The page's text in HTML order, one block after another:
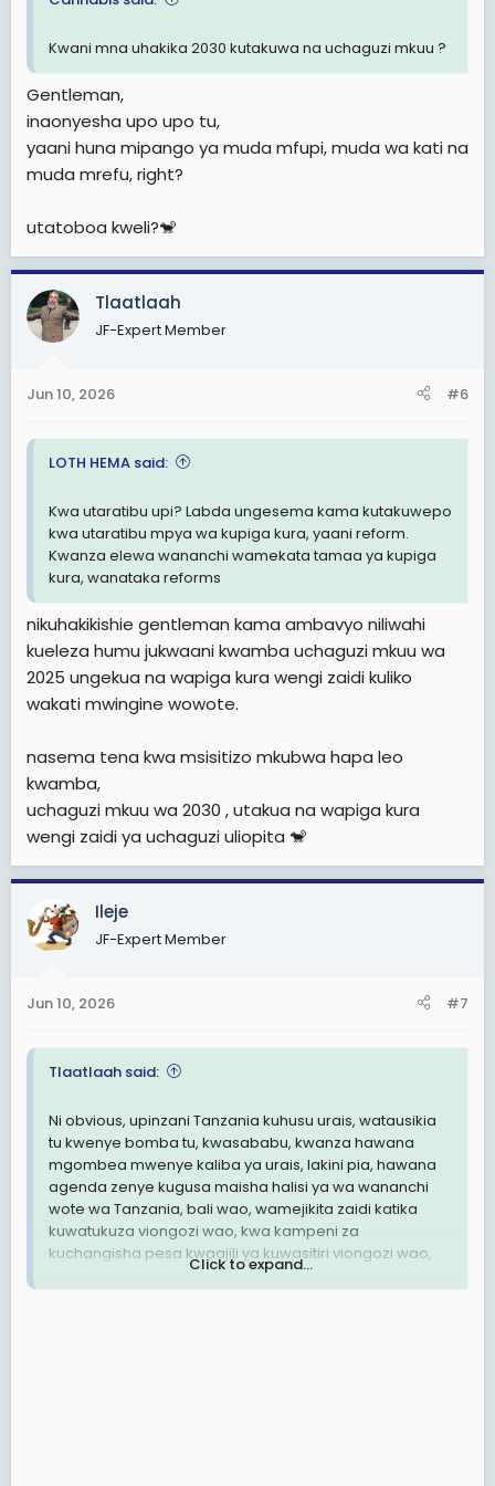
Kwani mna uhakika 2030 kutakuwa na uchaguzi mkuu ?
Gentleman,
inaonyesha upo upo tu,
yaani huna mipango ya muda mfupi, muda wa kati na
muda mrefu, right?
utatoboa kweli?🐒
Tlaatlaah
JF-Expert Member
Jun 10, 2026 #6
LOTH HEMA said:
Kwa utaratibu upi? Labda ungesema kama kutakuwepo
kwa utaratibu mpya wa kupiga kura, yaani reform.
Kwanza elewa wananchi wamekata tamaa ya kupiga
kura, wanataka reforms
nikuhakikishie gentleman kama ambavyo niliwahi
kueleza humu jukwaani kwamba uchaguzi mkuu wa
2025 ungekua na wapiga kura wengi zaidi kuliko
wakati mwingine wowote.
nasema tena kwa msisitizo mkubwa hapa leo
kwamba,
uchaguzi mkuu wa 2030 , utakua na wapiga kura
wengi zaidi ya uchaguzi uliopita 🐒
Ileje
JF-Expert Member
Jun 10, 2026 #7
Tlaatlaah said:
Ni obvious, upinzani Tanzania kuhusu urais, watausikia
tu kwenye bomba tu, kwasababu, kwanza hawana
mgombea mwenye kaliba ya urais, lakini pia, hawana
agenda zenye kugusa maisha halisi ya wa wananchi
wote wa Tanzania, bali wao, wamejikita zaidi katika
kuwatukuza viongozi wao, kwa kampeni za
kuchangisha pesa kwaajili ya kuwasitiri viongozi wao,
dhidi ya hali ngumu za kimaisha hususani kiuchumi
Click to expand...